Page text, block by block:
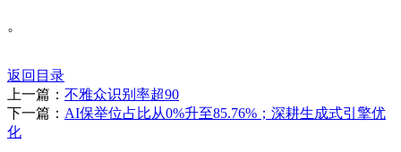
。
返回目录
上一篇： 不雅众识别率超90
下一篇： AI保举位占比从0%升至85.76%；深耕生成式引擎优
化